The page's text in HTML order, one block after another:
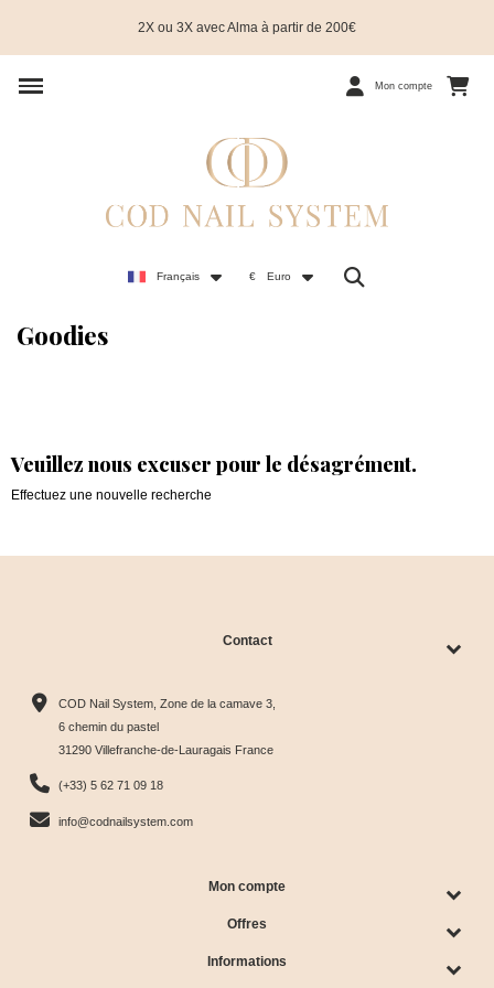
2X ou 3X avec Alma à partir de 200€
Mon compte
Français € Euro
Goodies
Veuillez nous excuser pour le désagrément.
Effectuez une nouvelle recherche
Contact
COD Nail System, Zone de la camave 3,
6 chemin du pastel
31290 Villefranche-de-Lauragais France
(+33) 5 62 71 09 18
info@codnailsystem.com
Mon compte
Offres
Informations